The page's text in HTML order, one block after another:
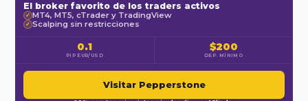
El broker favorito de los traders activos
✓ MT4, MT5, cTrader y TradingView
✓ Scalping sin restricciones
0.1
PIP EUR/USD
$200
DEP. MÍNIMO
Visitar Pepperstone